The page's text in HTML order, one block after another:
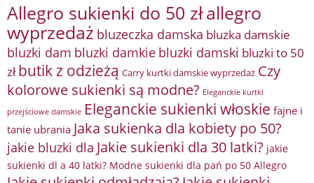
Allegro sukienki do 50 złallegro
wyprzedaż bluzeczka damska bluzka damskie
bluzki dam bluzki damkie bluzki damski bluzki to 50
zł butik z odzieżą Carry kurtki damskie wyprzedaż Czy
kolorowe sukienki są modne? Eleganckie kurtki
przejściowe damskie Eleganckie sukienki włoskie fajne i
tanie ubrania Jaka sukienka dla kobiety po 50?
jakie bluzki dla Jakie sukienki dla 30 latki? jakie
sukienki dl a 40 latki? Modne sukienki dla pań po 50 Allegro